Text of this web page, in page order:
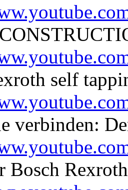
self
verbinden:
Bosch Rexroth